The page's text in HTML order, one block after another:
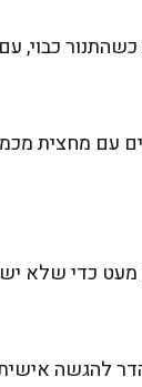
כבוי,
עם מחצית
כדי שלא